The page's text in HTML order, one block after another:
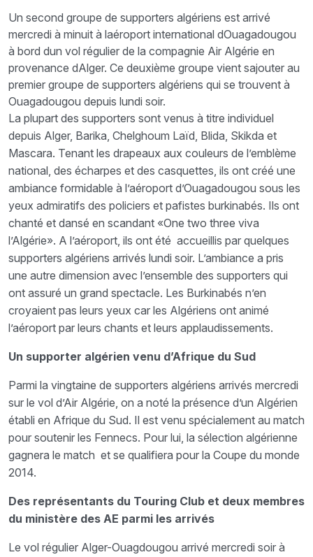
Un second groupe de supporters algériens est arrivé
mercredi à minuit à laéroport international dOuagadougou
à bord dun vol régulier de la compagnie Air Algérie en
provenance dAlger. Ce deuxième groupe vient sajouter au
premier groupe de supporters algériens qui se trouvent à
Ouagadougou depuis lundi soir.
La plupart des supporters sont venus à titre individuel
depuis Alger, Barika, Chelghoum Laïd, Blida, Skikda et
Mascara. Tenant les drapeaux aux couleurs de l’emblème
national, des écharpes et des casquettes, ils ont créé une
ambiance formidable à l’aéroport d’Ouagadougou sous les
yeux admiratifs des policiers et pafistes burkinabés. Ils ont
chanté et dansé en scandant «One two three viva
l’Algérie». A l’aéroport, ils ont été accueillis par quelques
supporters algériens arrivés lundi soir. L’ambiance a pris
une autre dimension avec l’ensemble des supporters qui
ont assuré un grand spectacle. Les Burkinabés n’en
croyaient pas leurs yeux car les Algériens ont animé
l’aéroport par leurs chants et leurs applaudissements.
Un supporter algérien venu d’Afrique du Sud
Parmi la vingtaine de supporters algériens arrivés mercredi
sur le vol d’Air Algérie, on a noté la présence d’un Algérien
établi en Afrique du Sud. Il est venu spécialement au match
pour soutenir les Fennecs. Pour lui, la sélection algérienne
gagnera le match et se qualifiera pour la Coupe du monde
2014.
Des représentants du Touring Club et deux membres
du ministère des AE parmi les arrivés
Le vol régulier Alger-Ouagdougou arrivé mercredi soir à